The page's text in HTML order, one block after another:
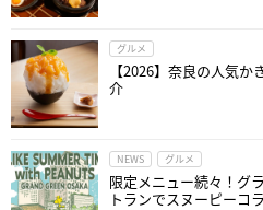
グルメ
【2026】奈良の人気
介
NEWS グルメ
限定メニュー続々！グ
トランでスヌーピーコ